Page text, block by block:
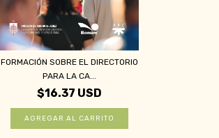
FORMACIÓN SOBRE EL DIRECTORIO
PARA LA CA...
$16.37 USD